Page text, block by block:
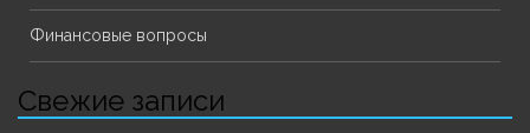
Финансовые вопросы
Свежие записи